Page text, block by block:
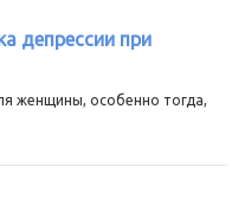
депрессии при
женщины, особенно тогда,